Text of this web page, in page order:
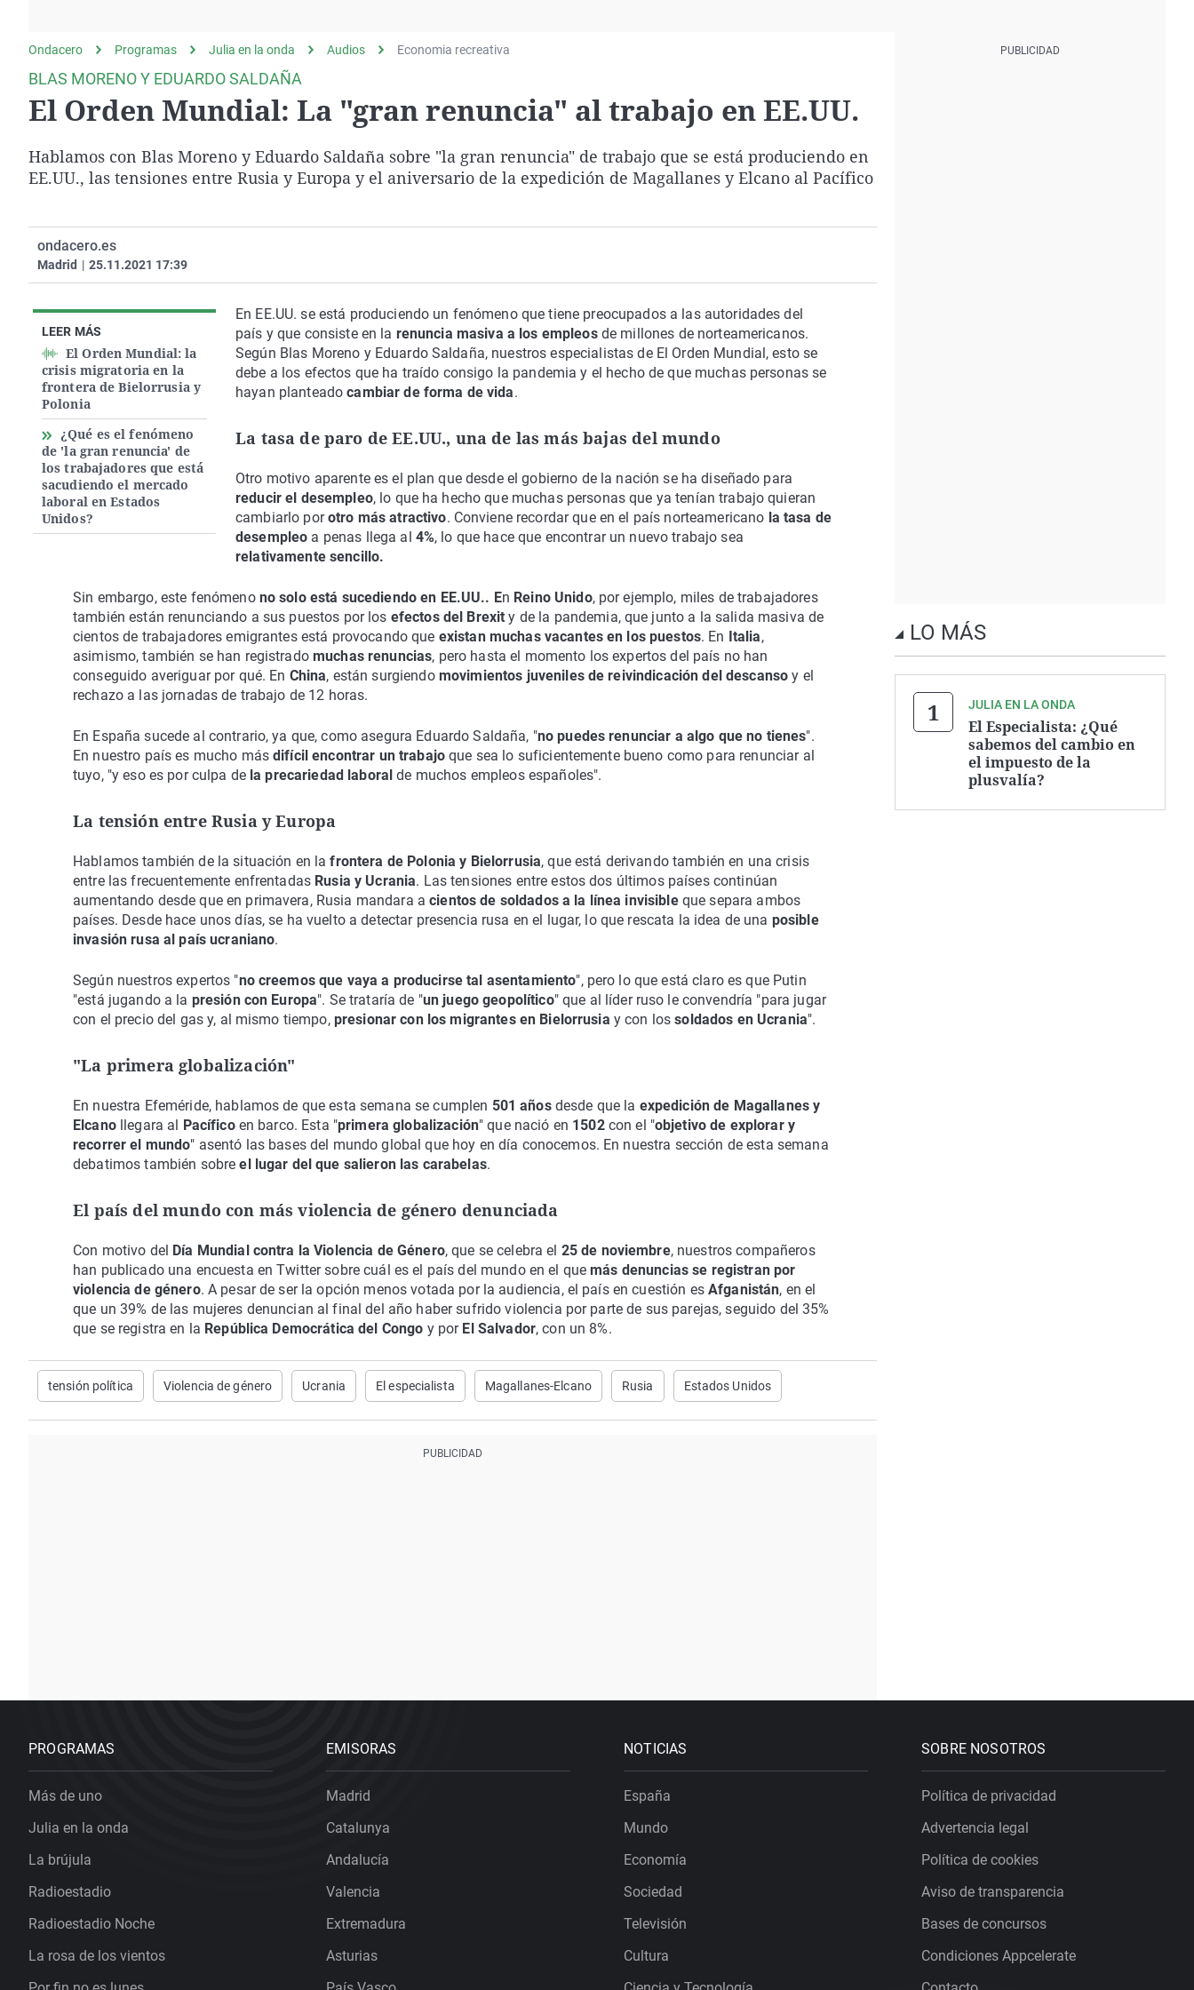
gato
Equipo de investigación
Operación Viuda
Negra
Navarra
País Vasco
Ondacero Programas Julia en la onda Audios Economia recreativa
BLAS MORENO Y EDUARDO SALDAÑA
El Orden Mundial: La "gran renuncia" al trabajo en EE.UU.
Hablamos con Blas Moreno y Eduardo Saldaña sobre "la gran renuncia" de trabajo que se está produciendo en
EE.UU., las tensiones entre Rusia y Europa y el aniversario de la expedición de Magallanes y Elcano al Pacífico
ondacero.es
Madrid | 25.11.2021 17:39
LEER MÁS
El Orden Mundial: la
crisis migratoria en la
frontera de Bielorrusia y
Polonia
¿Qué es el fenómeno
de 'la gran renuncia' de
los trabajadores que está
sacudiendo el mercado
laboral en Estados
Unidos?
En EE.UU. se está produciendo un fenómeno que tiene preocupados a las autoridades del
país y que consiste en la renuncia masiva a los empleosde millones de norteamericanos.
Según Blas Moreno y Eduardo Saldaña, nuestros especialistas de El Orden Mundial, esto se
debe a los efectos que ha traído consigo la pandemia y el hecho de que muchas personas se
hayan planteadocambiar de forma de vida.
La tasa de paro de EE.UU., una de las más bajas del mundo
Otro motivo aparente es el plan que desde el gobierno de la nación se ha diseñado para
reducir el desempleo, lo que ha hecho que muchas personas que ya tenían trabajo quieran
cambiarlo porotro más atractivo. Conviene recordar que en el país norteamericano la tasa de
desempleo a penas llega al 4%, lo que hace que encontrar un nuevo trabajo sea
relativamente sencillo.
Sin embargo, este fenómeno no solo está sucediendo en EE.UU.. En Reino Unido, por ejemplo, miles de trabajadores
también están renunciando a sus puestos por los efectos del Brexit y de la pandemia, que junto a la salida masiva de
cientos de trabajadores emigrantes está provocando que existan muchas vacantes en los puestos. En Italia,
asimismo, también se han registradomuchas renuncias, pero hasta el momento los expertos del país no han
conseguido averiguar por qué. En China, están surgiendo movimientos juveniles de reivindicación del descanso y el
rechazo a las jornadas de trabajo de 12 horas.
En España sucede al contrario, ya que, como asegura Eduardo Saldaña, "no puedes renunciar a algo que no tienes".
En nuestro país es mucho másdifícil encontrar un trabajoque sea lo suficientemente bueno como para renunciar al
tuyo, "y eso es por culpa de la precariedad laboral de muchos empleos españoles".
La tensión entre Rusia y Europa
Hablamos también de la situación en lafrontera de Polonia y Bielorrusia, que está derivando también en una crisis
entre las frecuentemente enfrentadas Rusia y Ucrania. Las tensiones entre estos dos últimos países continúan
aumentando desde que en primavera, Rusia mandara acientos de soldados a la línea invisibleque separa ambos
países. Desde hace unos días, se ha vuelto a detectar presencia rusa en el lugar, lo que rescata la idea de una posible
invasión rusa al país ucraniano.
Según nuestros expertos "no creemos que vaya a producirse tal asentamiento", pero lo que está claro es que Putin
"está jugando a la presión con Europa". Se trataría de "un juego geopolítico" que al líder ruso le convendría "para jugar
con el precio del gas y, al mismo tiempo, presionar con los migrantes en Bielorrusia y con lossoldados en Ucrania".
"La primera globalización"
En nuestra Efeméride, hablamos de que esta semana se cumplen 501 añosdesde que la expedición de Magallanes y
Elcanollegara al Pacíficoen barco. Esta "primera globalización" que nació en 1502con el "objetivo de explorar y
recorrer el mundo" asentó las bases del mundo global que hoy en día conocemos. En nuestra sección de esta semana
debatimos también sobreel lugar del que salieron las carabelas.
El país del mundo con más violencia de género denunciada
Con motivo del Día Mundial contra la Violencia de Género, que se celebra el 25 de noviembre, nuestros compañeros
han publicado una encuesta en Twitter sobre cuál es el país del mundo en el quemás denuncias se registran por
violencia de género. A pesar de ser la opción menos votada por la audiencia, el país en cuestión esAfganistán, en el
que un 39% de las mujeres denuncian al final del año haber sufrido violencia por parte de sus parejas, seguido del 35%
que se registra en la República Democrática del Congo y por El Salvador, con un 8%.
tensión política Violencia de género Ucrania El especialista Magallanes-Elcano Rusia Estados Unidos
LO MÁS
JULIA EN LA ONDA
El Especialista: ¿Qué
sabemos del cambio en
el impuesto de la
plusvalía?
PROGRAMAS
Más de uno
Julia en la onda
La brújula
Radioestadio
Radioestadio Noche
La rosa de los vientos
EMISORAS
Madrid
Catalunya
Andalucía
Valencia
Extremadura
Asturias
NOTICIAS
España
Mundo
Economía
Sociedad
Televisión
Cultura
SOBRE NOSOTROS
Política de privacidad
Advertencia legal
Política de cookies
Aviso de transparencia
Bases de concursos
Condiciones Appcelerate